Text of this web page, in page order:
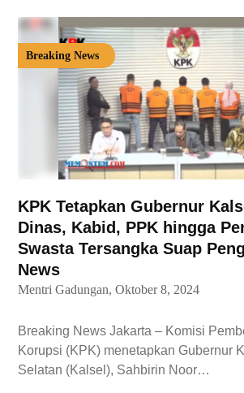
Breaking News
KPK Tetapkan Gubernur
Dinas, Kabid, PPK hingga
Swasta Tersangka Suap
News
Mentri Gadungan, Oktober 8, 2024
Breaking News Jakarta – Komisi
Korupsi (KPK) menetapkan Gubernur
Selatan (Kalsel), Sahbirin Noor…